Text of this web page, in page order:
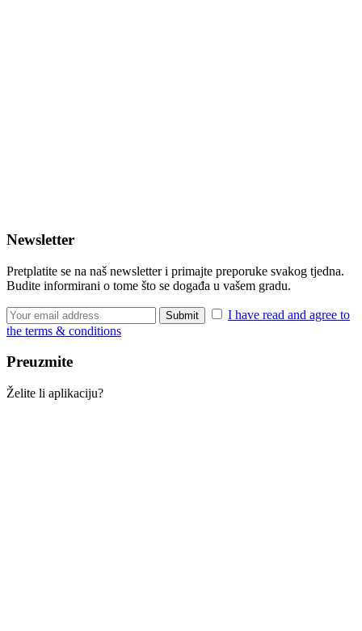
Newsletter
Pretplatite se na naš newsletter i primajte preporuke svakog tjedna.
Budite informirani o tome što se događa u vašem gradu.
I have read and agree to
the terms & conditions
Preuzmite
Želite li aplikaciju?